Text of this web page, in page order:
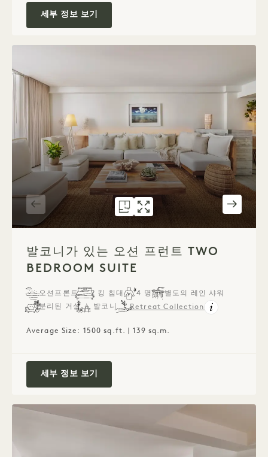
세부 정보 보기
평면도 1290 발코니가 TWO
갤러리 1290 발코니가 TWO
발코니가 있는 오션 프런트 TWO
BEDROOM SUITE
오션프론트 2 킹 침대 4 명
별도의 레인 샤워
분리된 거실
발코니 Retreat Collection
Average Size: 1500 sq.ft. | 139 sq.m.
세부 정보 보기